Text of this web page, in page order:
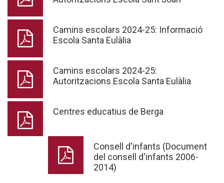
Camins escolars 2024-25: Informació
Escola Santa Eulàlia
Camins escolars 2024-25:
Autoritzacions Escola Santa Eulàlia
Centres educatius de Berga
Consell d'infants (Document
del consell d'infants 2006-
2014)